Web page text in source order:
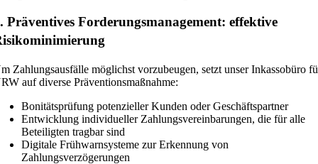
Präventives Forderungsmanagement: effektive
Zahlungsausfälle möglichst vorzubeugen, setzt unser Inkassobüro
auf diverse Präventionsmaßnahme:
Bonitätsprüfung potenzieller Kunden oder Geschäftspartner
Entwicklung individueller Zahlungsvereinbarungen, die für alle
Beteiligten tragbar sind
Digitale Frühwarnsysteme zur Erkennung von
Zahlungsverzögerungen